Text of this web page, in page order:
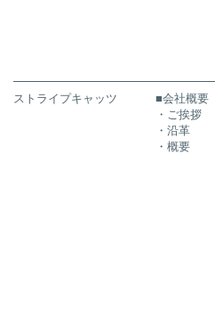
ストライプキャッツ
■会社概要
・ご挨拶
・沿革
・概要